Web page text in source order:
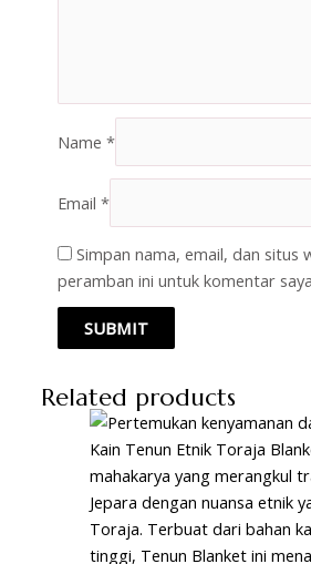
Name *
Email *
Simpan nama, email, dan situs
peramban ini untuk komentar
Related products